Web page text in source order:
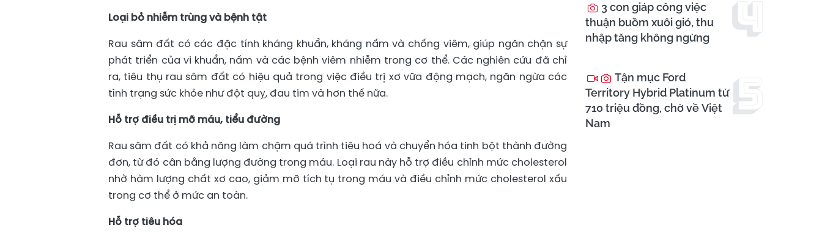
Loại bỏ nhiễm trùng và bệnh tật
Rau sâm đất có các đặc tính kháng khuẩn, kháng nấm và chống viêm, giúp ngăn chặn sự
phát triển của vi khuẩn, nấm và các bệnh viêm nhiễm trong cơ thể. Các nghiên cứu đã chỉ
ra, tiêu thụ rau sâm đất có hiệu quả trong việc điều trị xơ vữa động mạch, ngăn ngừa các
tình trạng sức khỏe như đột quỵ, đau tim và hơn thế nữa.
Hỗ trợ điều trị mỡ máu, tiểu đường
Rau sâm đất có khả năng làm chậm quá trình tiêu hoá và chuyển hóa tinh bột thành đường
đơn, từ đó cân bằng lượng đường trong máu. Loại rau này hỗ trợ điều chỉnh mức cholesterol
nhờ hàm lượng chất xơ cao, giảm mỡ tích tụ trong máu và điều chỉnh mức cholesterol xấu
trong cơ thể ở mức an toàn.
Hỗ trợ tiêu hóa
3 con giáp công việc
thuận buồm xuôi gió, thu
nhập tăng không ngừng
Tận mục Ford
Territory Hybrid Platinum từ
710 triệu đồng, chờ về Việt
Nam